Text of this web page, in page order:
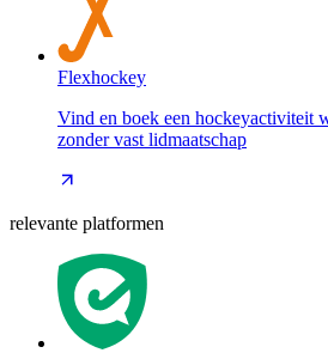
Flexhockey
Vind en boek een hockeyactiviteit
zonder vast lidmaatschap
relevante platformen